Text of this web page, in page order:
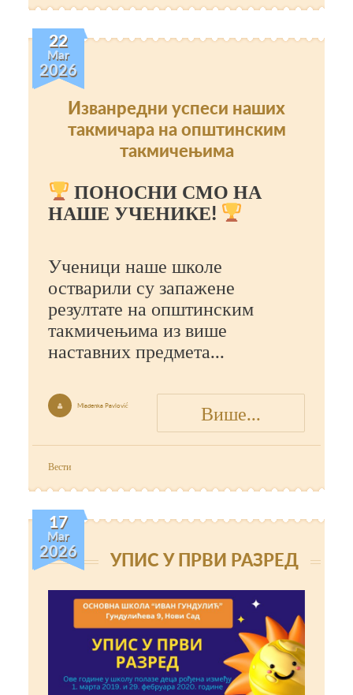
22
Mar
2026
Изванредни успеси наших
такмичара на општинским
такмичењима
ПОНОСНИ СМО НА
НАШЕ УЧЕНИКЕ!
Ученици наше школе
остварили су запажене
резултате на општинским
такмичењима из више
наставних предмета...
Више...
 Mladenka Pavlović
Вести
17
Mar
2026 УПИС У ПРВИ РАЗРЕД